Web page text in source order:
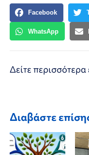
Facebook
WhatsApp
Δείτε
Διαβάστε